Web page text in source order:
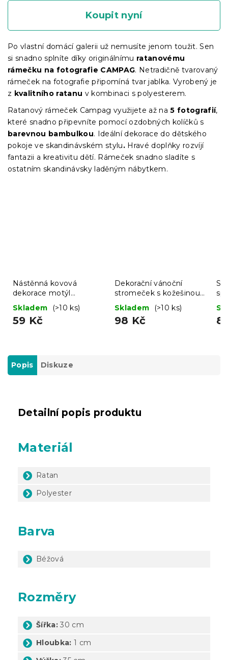
Koupit nyní
Po vlastní domácí galerii už nemusíte jenom toužit. Sen
si snadno splníte díky originálnímu ratanovému
rámečku na fotografie CAMPAG. Netradičně tvarovaný
rámeček na fotografie připomíná tvar jablka. Vyrobený je
z kvalitního ratanu v kombinaci s polyesterem.
Ratanový rámeček Campag využijete až na5 fotografií,
které snadno připevníte pomocí ozdobných kolíčků s
barevnou bambulkou. Ideální dekorace do dětského
pokoje ve skandinávském stylu. Hravé doplňky rozvíjí
fantazii a kreativitu dětí. Rámeček snadno sladíte s
ostatním skandinávsky laděným nábytkem.
Nástěnná kovová
dekorace motýl
BUTTERFLY 40 cm -
více barev
Skladem (>10 ks)
59 Kč
Dekorační vánoční
stromeček s kožešinou
LUSH 41 cm - různé
barvy
Skladem (>10 ks)
98 Kč
Popis Diskuze
Detailní popis produktu
Materiál
Ratan
Polyester
Barva
Béžová
Rozměry
Šířka: 30 cm
Hloubka: 1 cm